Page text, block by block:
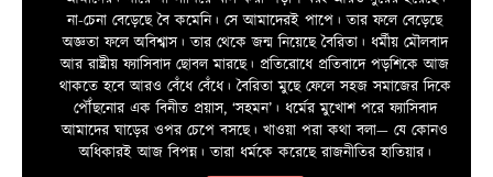
না-চেনা বেড়েছে বৈ কমেনি। সে আমাদেরই পাপে। তার ফলে বেড়েছে
অজ্ঞতা ফলে অবিশ্বাস। তার থেকে জন্ম নিয়েছে বৈরিতা। ধর্মীয় মৌলবাদ
আর রাষ্ট্রীয় ফ্যাসিবাদ ছোবল মারছে। প্রতিরোধে প্রতিবাদে পড়শিকে আজ
থাকতে হবে আরও বেঁধে বেঁধে। বৈরিতা মুছে ফেলে সহজ সমাজের দিকে
পৌঁছনোর এক বিনীত প্রয়াস, ‘সহমন’। ধর্মের মুখোশ পরে ফ্যাসিবাদ
আমাদের ঘাড়ের ওপর চেপে বসছে। খাওয়া পরা কথা বলা—­­ যে কোনও
অধিকারই আজ বিপন্ন। তারা ধর্মকে করেছে রাজনীতির হাতিয়ার।